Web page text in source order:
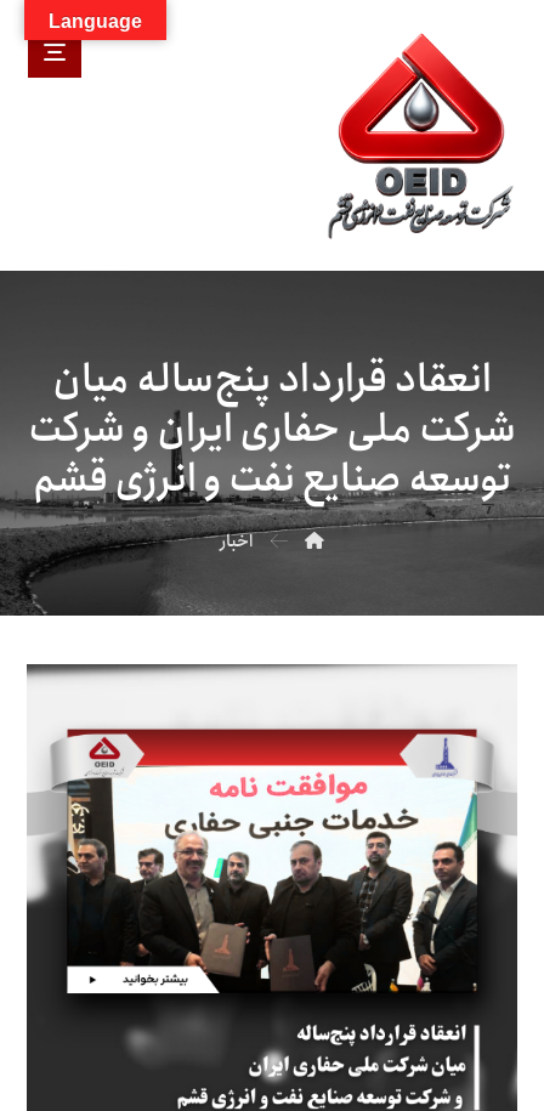
انعقاد قرارداد پنج‌ساله میان
شرکت ملی حفاری ایران و شرکت
توسعه صنایع نفت و انرژی قشم
اخبار
Language